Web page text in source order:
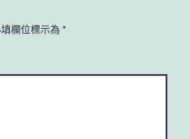
欄位標示為 *